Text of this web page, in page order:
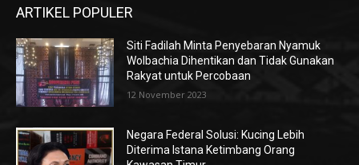
ARTIKEL POPULER
Siti Fadilah Minta Penyebaran Nyamuk
Wolbachia Dihentikan dan Tidak Gunakan
Rakyat untuk Percobaan
12 November 2023
Negara Federal Solusi: Kucing Lebih
Diterima Istana Ketimbang Orang